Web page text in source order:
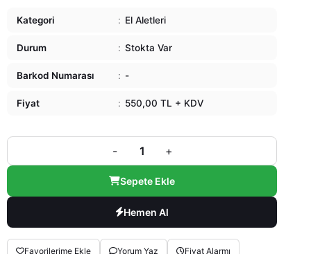
Kategori : El Aletleri
Durum : Stokta Var
Barkod Numarası : -
Fiyat : 550,00 TL + KDV
- +
Sepete Ekle
Hemen Al
Favorilerime Ekle Yorum Yaz Fiyat Alarmı